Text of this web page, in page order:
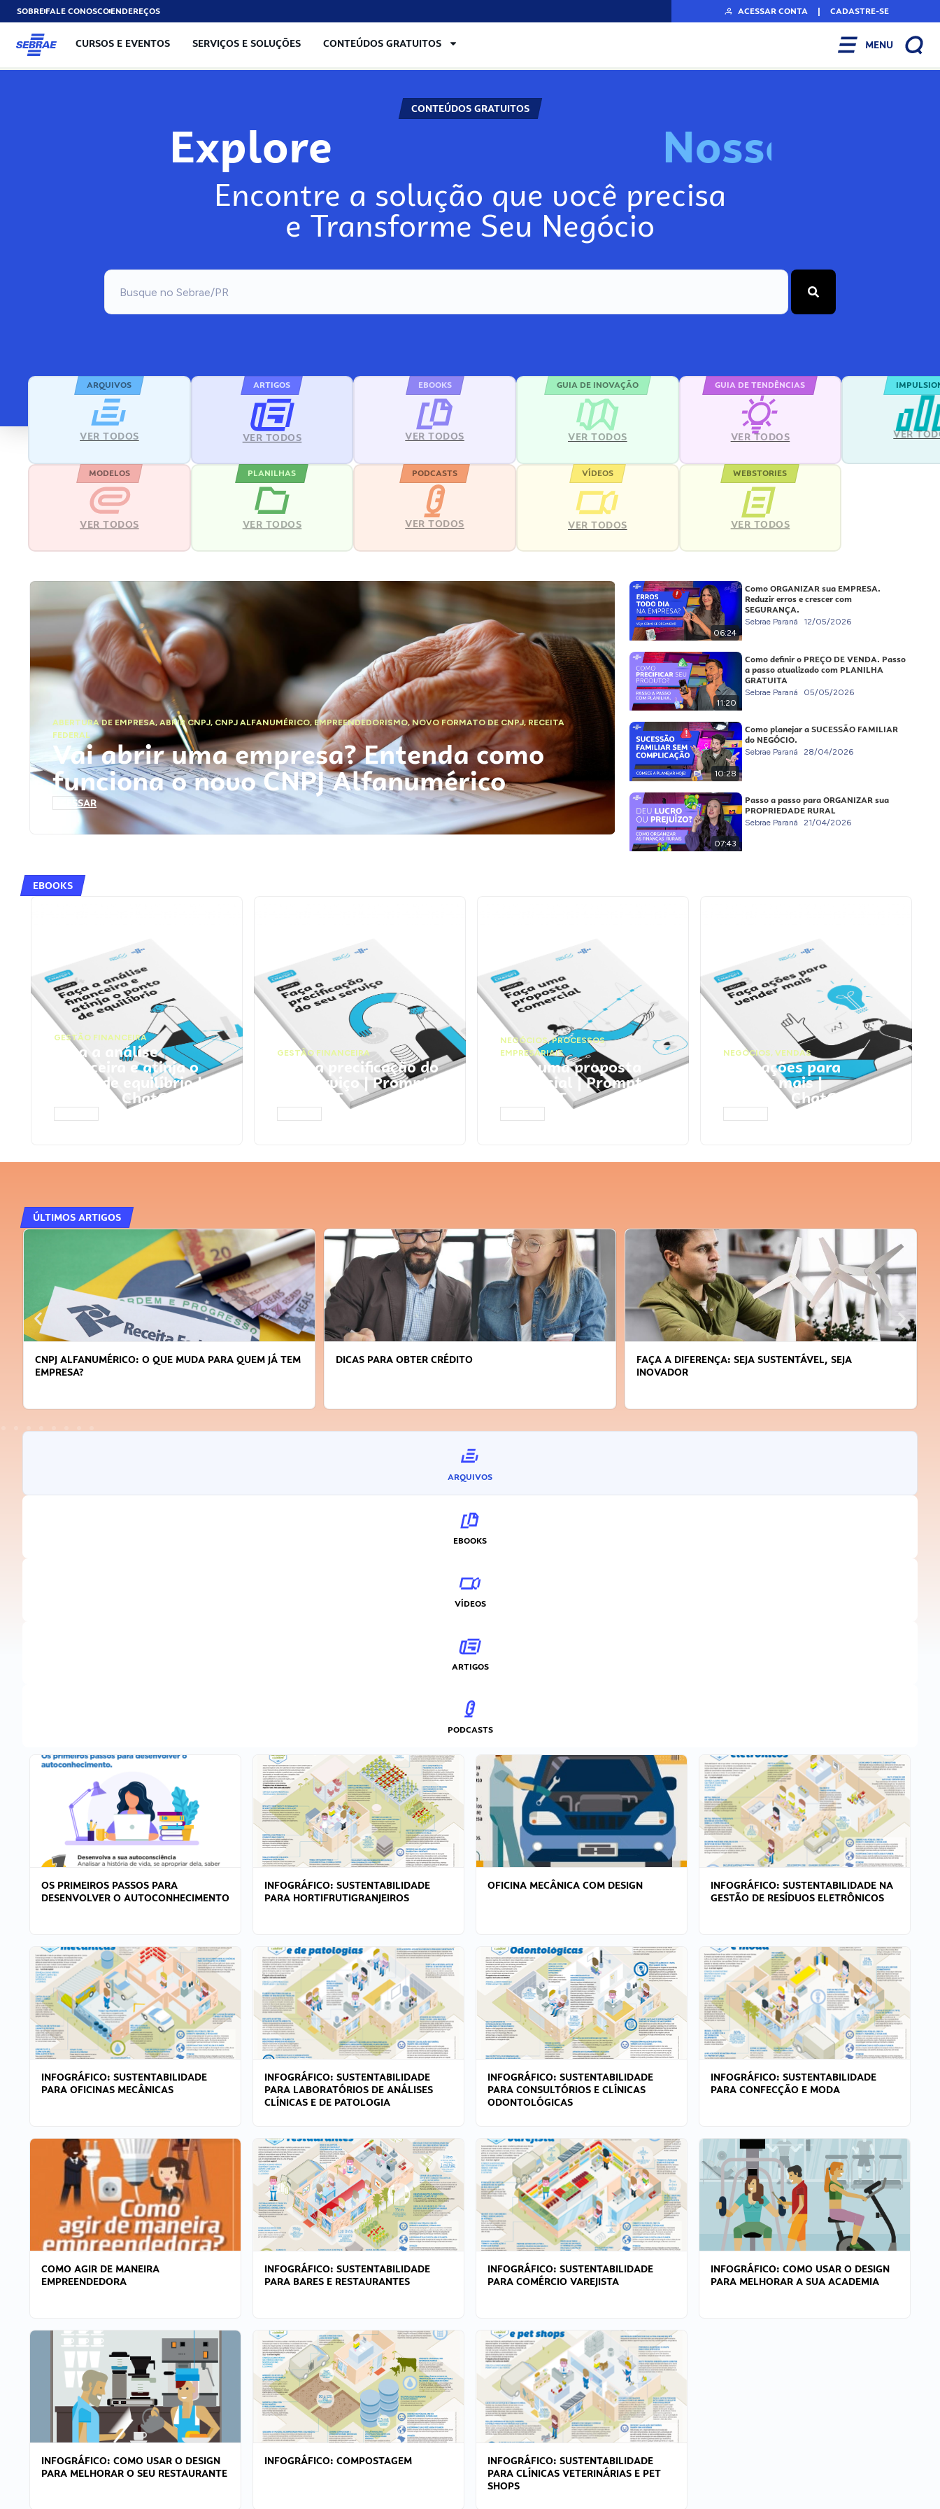
SOBREFALE CONOSCOENDEREÇOS ACESSAR CONTA | CADASTRE-SE
CURSOS E EVENTOS SERVIÇOS E SOLUÇÕES CONTEÚDOS GRATUITOS MENU
CONTEÚDOS GRATUITOS
Explore Nosso
Encontre a solução que você precisa
e Transforme Seu Negócio
ARQUIVOS
VER TODOS
ARTIGOS
VER TODOS
EBOOKS
VER TODOS
GUIA DE INOVAÇÃO
VER TODOS
GUIA DE TENDÊNCIAS
VER TODOS VER
MODELOS
VER TODOS
PLANILHAS
VER TODOS
PODCASTS
VER TODOS
VÍDEOS
VER TODOS
WEBSTORIES
VER TODOS
ABERTURA DE EMPRESA,ABRIR CNPJ, CNPJ ALFANUMÉRICO, EMPREENDEDORISMO,NOVO FORMATO DE CNPJ,RECEITA
FEDERAL
Vai abrir uma empresa? Entenda como
funciona o novo CNPJ Alfanumérico
ACESSAR
06:24
Como ORGANIZAR sua EMPRESA.
Reduzir erros e crescer com
SEGURANÇA.
Sebrae Paraná 12/05/2026
11:20
Como definir o PREÇO DE VENDA. Passo
a passo atualizado com PLANILHA
GRATUITA
Sebrae Paraná 05/05/2026
10:28
Como planejar a SUCESSÃO FAMILIAR
do NEGÓCIO.
Sebrae Paraná 28/04/2026
07:43
Passo a passo para ORGANIZAR sua
PROPRIEDADE RURAL
Sebrae Paraná 21/04/2026
EBOOKS
GESTÃO FINANCEIRA
Faça a análise
financeira e atinja o
ponto de equilíbrio |
Prompts ChatGPT
GESTÃO FINANCEIRA
Faça a precificação do
seu serviço | Prompts
ChatGPT
NEGÓCIOS,PROCESSOS
EMPRESARIAIS
Faça uma proposta
comercial | Prompts
ChatGPT
NEGÓCIOS, VENDAS
Faça ações para
vender mais |
Prompts ChatGPT
ÚLTIMOS ARTIGOS
CNPJ ALFANUMÉRICO: O QUE MUDA PARA QUEM JÁ TEM
EMPRESA?
DICAS PARA OBTER CRÉDITO
FAÇA A DIFERENÇA: SEJA SUSTENTÁVEL, SEJA
INOVADOR
ARQUIVOS
EBOOKS
VÍDEOS
ARTIGOS
PODCASTS
OS PRIMEIROS PASSOS PARA
DESENVOLVER O AUTOCONHECIMENTO
INFOGRÁFICO: SUSTENTABILIDADE
PARA HORTIFRUTIGRANJEIROS
OFICINA MECÂNICA COM DESIGN
INFOGRÁFICO: SUSTENTABILIDADE NA
GESTÃO DE RESÍDUOS ELETRÔNICOS
INFOGRÁFICO: SUSTENTABILIDADE
PARA OFICINAS MECÂNICAS
INFOGRÁFICO: SUSTENTABILIDADE
PARA LABORATÓRIOS DE ANÁLISES
CLÍNICAS E DE PATOLOGIA
INFOGRÁFICO: SUSTENTABILIDADE
PARA CONSULTÓRIOS E CLÍNICAS
ODONTOLÓGICAS
INFOGRÁFICO: SUSTENTABILIDADE
PARA CONFECÇÃO E MODA
COMO AGIR DE MANEIRA
EMPREENDEDORA
INFOGRÁFICO: SUSTENTABILIDADE
PARA BARES E RESTAURANTES
INFOGRÁFICO: SUSTENTABILIDADE
PARA COMÉRCIO VAREJISTA
INFOGRÁFICO: COMO USAR O DESIGN
PARA MELHORAR A SUA ACADEMIA
INFOGRÁFICO: COMO USAR O DESIGN
PARA MELHORAR O SEU RESTAURANTE
INFOGRÁFICO: COMPOSTAGEM
INFOGRÁFICO: SUSTENTABILIDADE
PARA CLÍNICAS VETERINÁRIAS E PET
SHOPS